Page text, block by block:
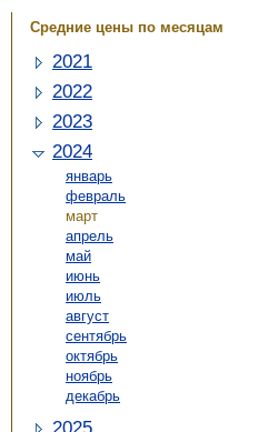
Средние цены по месяцам
2021
2022
2023
2024
январь
февраль
март
апрель
май
июнь
июль
август
сентябрь
октябрь
ноябрь
декабрь